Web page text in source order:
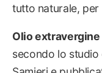
tutto naturale,
Olio extravergine
secondo lo